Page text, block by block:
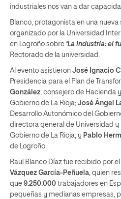
industriales nos van a dar
Blanco, protagonista en una nueva
organizado por la Universidad
en Logroño sobre ‘La industria: el
Rectorado de la universidad.
Al evento asistieron José Ignacio
Presidencia para el Plan de
González , consejero de Hacienda
Gobierno de La Rioja; José Ángel
Desarrollo Autonómico del
directora general de Universidad y
Gobierno de La Rioja; y Pablo
de Logroño.
Raül Blanco Díaz fue recibido por
Vázquez García-Peñuela , quien
que 9.250.000 trabajadores en
pequeñas y medianas empresas,